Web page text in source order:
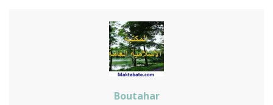
Boutahar